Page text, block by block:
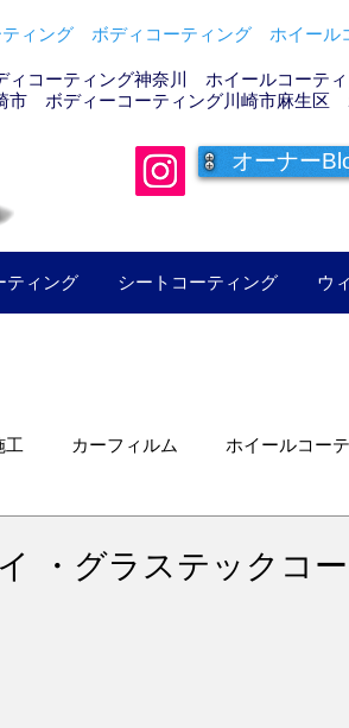
ィング ボディコーティング ホイー
コーティング神奈川 ホイールコーテ
ボディーコーティング川崎市麻生区
オーナー
ティング シートコーティング ウ
工 カーフィルム ホイールコー
・グラステックコー